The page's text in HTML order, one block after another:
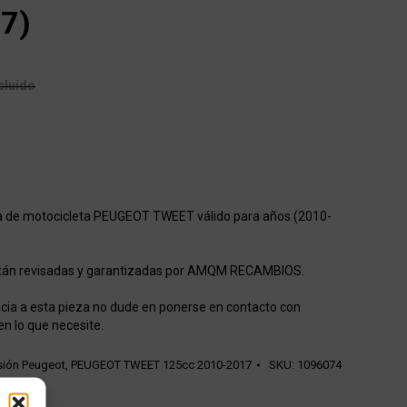
motocicleta PEUGEOT TWEET válido para años (2010-
revisadas y garantizadas por AMQM RECAMBIOS.
a esta pieza no dude en ponerse en contacto con
lo que necesite.
Peugeot, PEUGEOT TWEET 125cc 2010-2017 SKU: 1096074